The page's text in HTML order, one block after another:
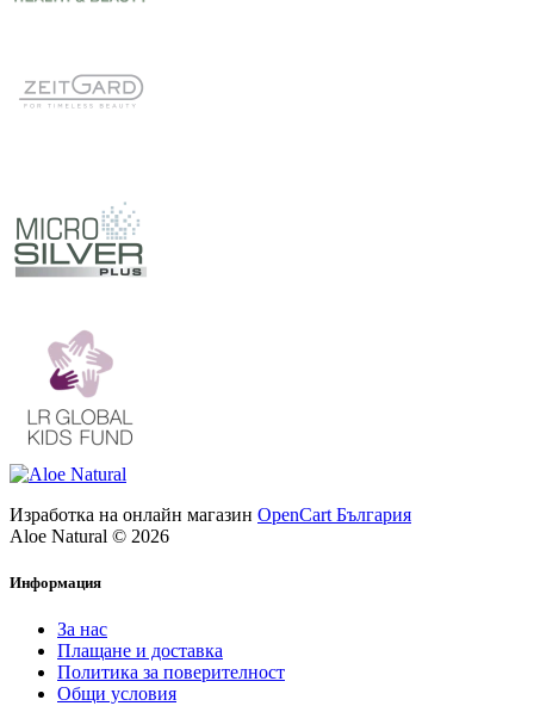
Изработка на онлайн магазин OpenCart България
Aloe Natural © 2026
Информация
За нас
Плащане и доставка
Политика за поверителност
Общи условия